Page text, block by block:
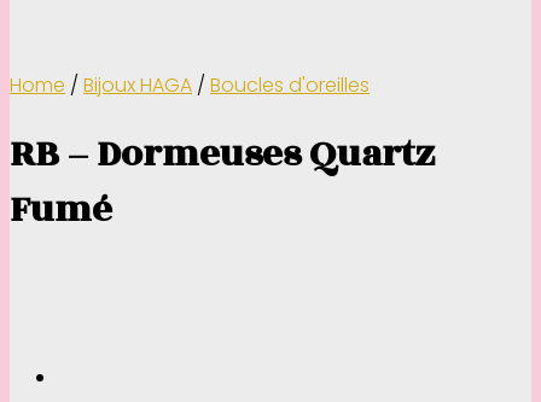
Home / Bijoux HAGA / Boucles d'oreilles
RB – Dormeuses Quartz
Fumé